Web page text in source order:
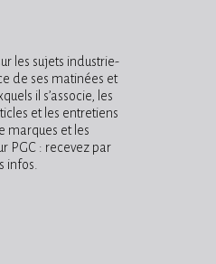
les sujets industrie-
de ses matinées et
il s’associe, les
et les entretiens
marques et les
PGC : recevez par
infos.